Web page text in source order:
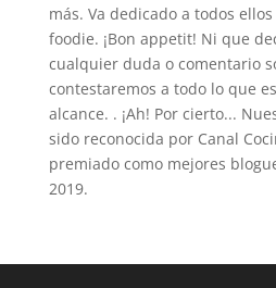
más. Va dedicado a todos
foodie. ¡Bon appetit! Ni que
cualquier duda o comentario
contestaremos a todo lo que
alcance. . ¡Ah! Por cierto...
sido reconocida por Canal
premiado como mejores
2019.